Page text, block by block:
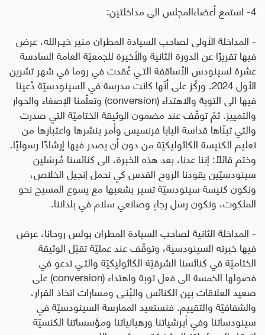
4- استمع أعضاءالمجلس الى مداخلتين
:
- المداخلة الأولى لصاحب السيادة المطران منير خيـرالله، عرض
فيها تقريرًا عن الدورة الثانية والأخيرة للجمعيّة العامة السادسة
عشرة لسينودس الأساقفة التـي عُقدت في روما في شهر تشرين
الأول 2024. وركّز على أنّها كانت مدرسة في السينودسيّة دُعينا
فيها الى التوبة والاهتداء(conversion) وتعلّمنا الإصغاء والحوار
والتمييز. ثمّ توقّف عند مضمون الوثيقة الختاميّة التي صدرت
والتي تبنّاها قداسة البابا فرنسيس وأمر بنشرها واعتبارها من
تعليم الكنيسة الكاثوليكيّة من دون أن يصدر فيها إرشادًا رسوليًا.
وختم قائلاً: إننا عدنا، بعد هذه الخبرة، الى كنائسنا مُرسَلين
سينودسيّين يقودنا الروح القدس كي نحمل إنجيل الخلاص،
ونكون كنيسة سينودسيّة تسير بشعبها مع يسوع المسيح نحو
الملكوت، ونكون رسل رجاءٍ وصانعي سلام في بلداننا.
- المداخلة الثانية لصاحب السيادة المطران بولس روحانا، عرض
فيها خبرته السينودسية، وتوقّف عند عمليّة تقبّل الوثيقة
الختاميّة في كنائسنا الشرقيّة الكاثوليكيّة والتـي تدعو في
فصولها الخمسة الى فعل توبة واهتداء(conversion) على
صعيد العلاقات بين الكنائس والبُنـى ومسارات اتخاذ القرار،
والشفافيّة والتقييم. فنستعيد الممارسة السينودسيّة في
سينودساتنا وفي أبرشياتنا ورهبانياتنا ومؤسساتنا الكنسيّة